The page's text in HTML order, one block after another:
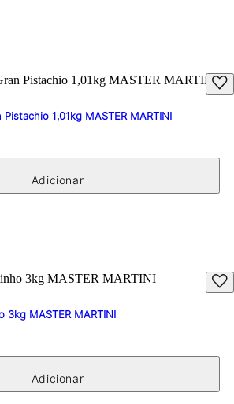
1,01kg MASTER MARTINI
3kg MASTER MARTINI